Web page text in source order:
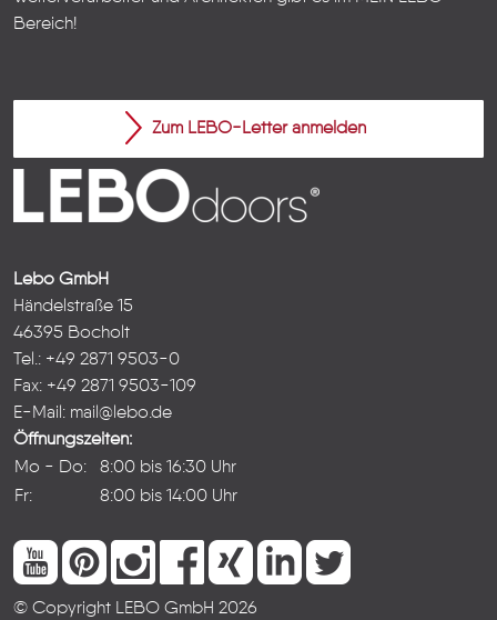
Bereich!
Zum LEBO-Letter anmelden
Lebo GmbH
Händelstraße 15
46395 Bocholt
Tel.: +49 2871 9503-0
Fax: +49 2871 9503-109
E-Mail: mail@lebo.de
Öffnungszeiten:
Mo - Do:
8:00 bis 16:30 Uhr
Fr:
8:00 bis 14:00 Uhr
© Copyright LEBO GmbH 2026